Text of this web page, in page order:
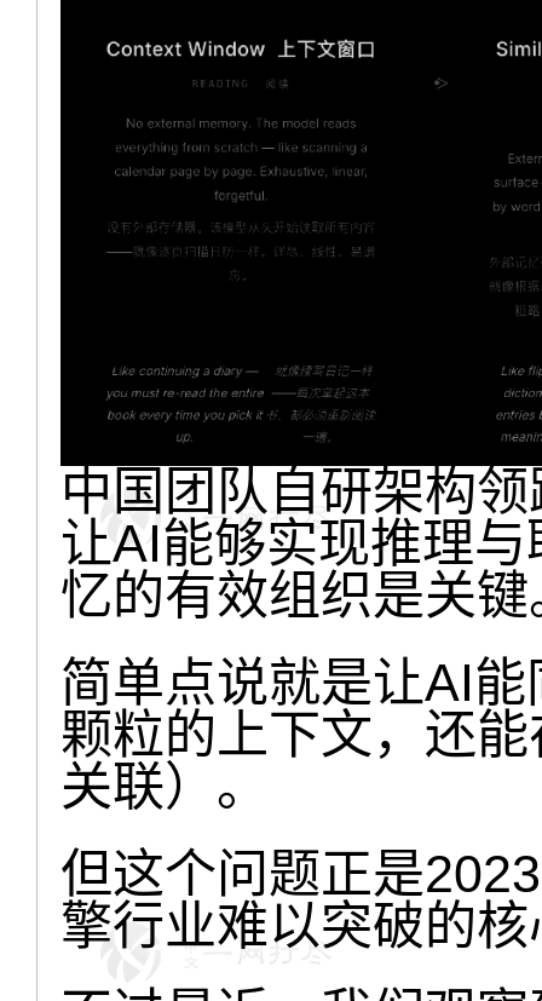
中国团队自研架构
让AI能够实现推理
忆的有效组织是关键
简单点说就是让AI
颗粒的上下文，还
关联）。
但这个问题正是
擎行业难以突破的